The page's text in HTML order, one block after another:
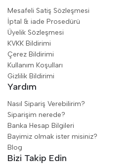
Mesafeli Satiş Sözleşmesi
İptal & iade Prosedürü
Üyelik Sözleşmesi
KVKK Bildirimi
Çerez Bildirimi
Kullanım Koşulları
Gizlilik Bildirimi
Yardım
Nasıl Sipariş Verebilirim?
Siparişim nerede?
Banka Hesap Bilgileri
Bayimiz olmak ister misiniz?
Blog
Bizi Takip Edin